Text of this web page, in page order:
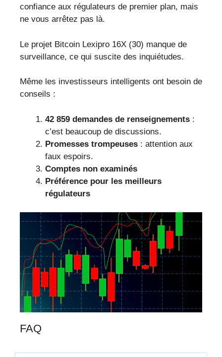
confiance aux régulateurs de premier plan, mais
ne vous arrêtez pas là.
Le projet Bitcoin Lexipro 16X (30) manque de
surveillance, ce qui suscite des inquiétudes.
Même les investisseurs intelligents ont besoin de
conseils :
42 859 demandes de renseignements :
c’est beaucoup de discussions.
Promesses trompeuses : attention aux
faux espoirs.
Comptes non examinés
Préférence pour les meilleurs
régulateurs
FAQ